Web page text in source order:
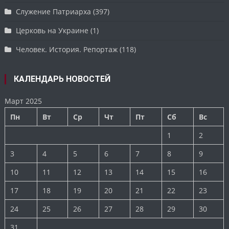
Служение Патриарха (397)
Церковь на Украине (1)
Человек. История. Репортаж (118)
КАЛЕНДАРЬ НОВОСТЕЙ
Март 2025
Пн
Вт Ср Чт Пт Сб
Вс
1
2
3
4 5 6 7 8
9
10
11 12 13 14 15
16
17
18 19 20 21 22
23
24
25 26 27 28 29
30